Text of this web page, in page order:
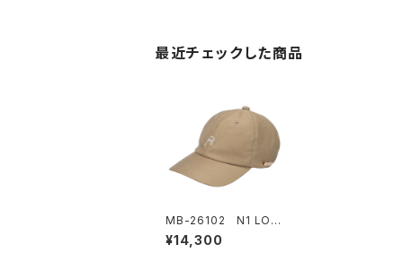
最近チェックした商品
MB-26102 N1 LOG
O CAP
¥14,300